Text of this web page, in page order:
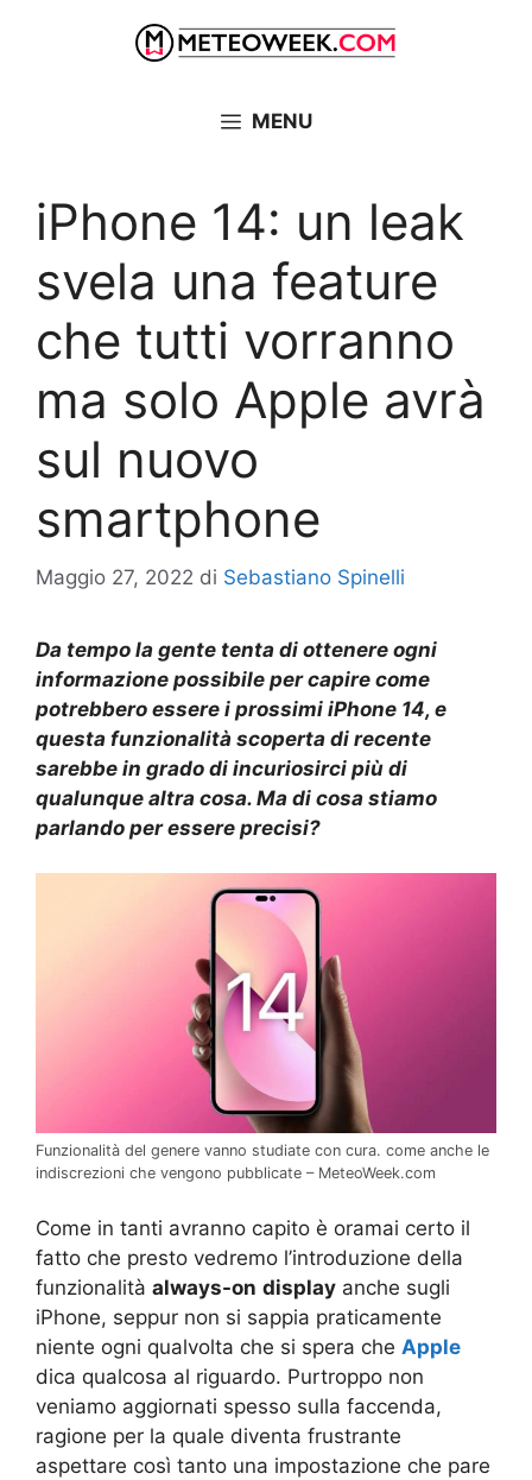
MENU
iPhone 14: un leak
svela una feature
che tutti vorranno
ma solo Apple avrà
sul nuovo
smartphone
Maggio 27, 2022 di Sebastiano Spinelli
Da tempo la gente tenta di ottenere ogni
informazione possibile per capire come
potrebbero essere i prossimi iPhone 14, e
questa funzionalità scoperta di recente
sarebbe in grado di incuriosirci più di
qualunque altra cosa. Ma di cosa stiamo
parlando per essere precisi?
Funzionalità del genere vanno studiate con cura. come anche le
indiscrezioni che vengono pubblicate – MeteoWeek.com
Come in tanti avranno capito è oramai certo il
fatto che presto vedremo l’introduzione della
funzionalità always-on display anche sugli
iPhone, seppur non si sappia praticamente
niente ogni qualvolta che si spera che Apple
dica qualcosa al riguardo. Purtroppo non
veniamo aggiornati spesso sulla faccenda,
ragione per la quale diventa frustrante
aspettare così tanto una impostazione che pare